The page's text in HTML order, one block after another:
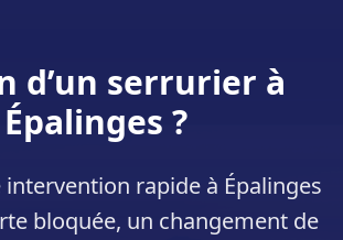
d’un serrurier à
Épalinges ?
intervention rapide à Épalinges
bloquée, un changement de